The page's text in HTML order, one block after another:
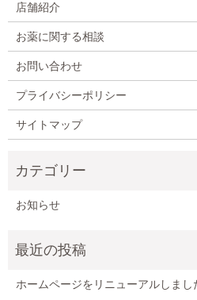
店舗紹介
お薬に関する相談
お問い合わせ
プライバシーポリシー
サイトマップ
お知らせ
ホームページをリニューアルしまし